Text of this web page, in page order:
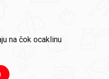
na čok ocaklinu